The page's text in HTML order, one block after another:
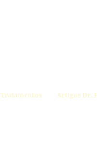
Tratamentos Artigos Dr.